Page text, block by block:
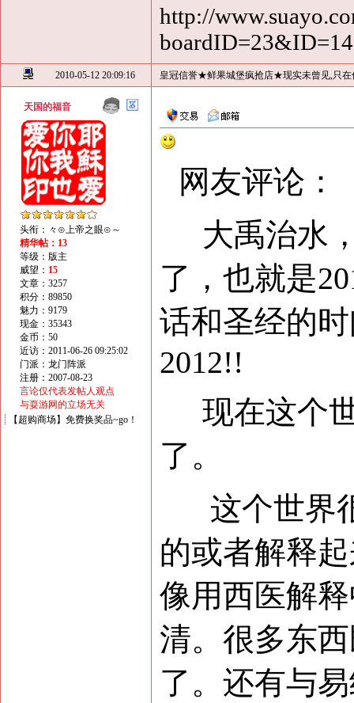
http://
2010-05-12 20:09:16 皇冠信誉★鲜果城堡疯抢店★现实未曾见,只在
天国的福音
头衔：々⊙上帝之眼⊙～
精华帖：13
等级：版主
威望： 15
文章：3257
积分：89850
魅力：9179
现金：35343
金币：50
近访：2011-06-26 09:25:02
门派：龙门阵派
注册：2007-08-23
言论仅代表发帖人观点
与耍游网的立场无关
【超购商场】免费换奖品~go！
网友评论：
大禹治水
了，也就是
话和圣经的
2012!!
现在这个
了。
这个世界
的或者解释
像用西医解
清。很多东
了。还有与